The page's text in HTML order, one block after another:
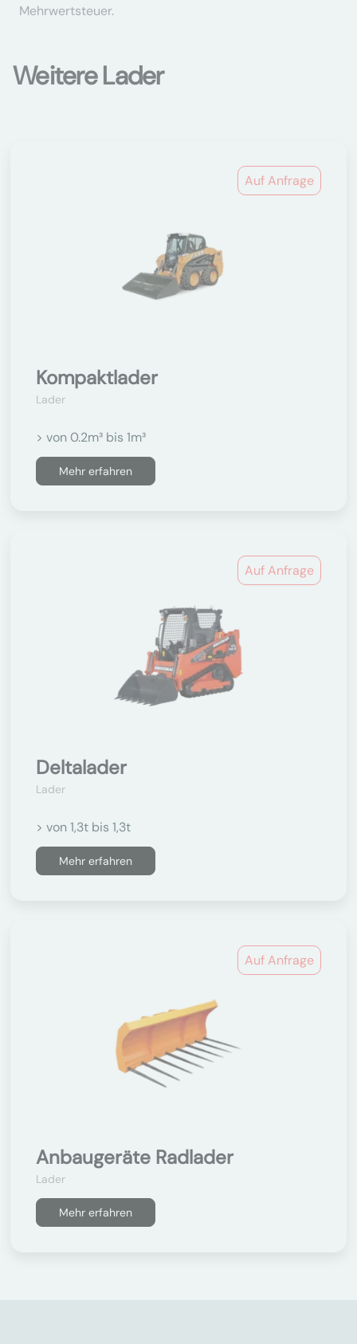
Mehrwertsteuer.
Weitere Lader
Auf Anfrage
Kompaktlader
Lader
> von 0.2m³ bis 1m³
Mehr erfahren
Auf Anfrage
Deltalader
Lader
> von 1,3t bis 1,3t
Mehr erfahren
Auf Anfrage
Anbaugeräte Radlader
Lader
Mehr erfahren